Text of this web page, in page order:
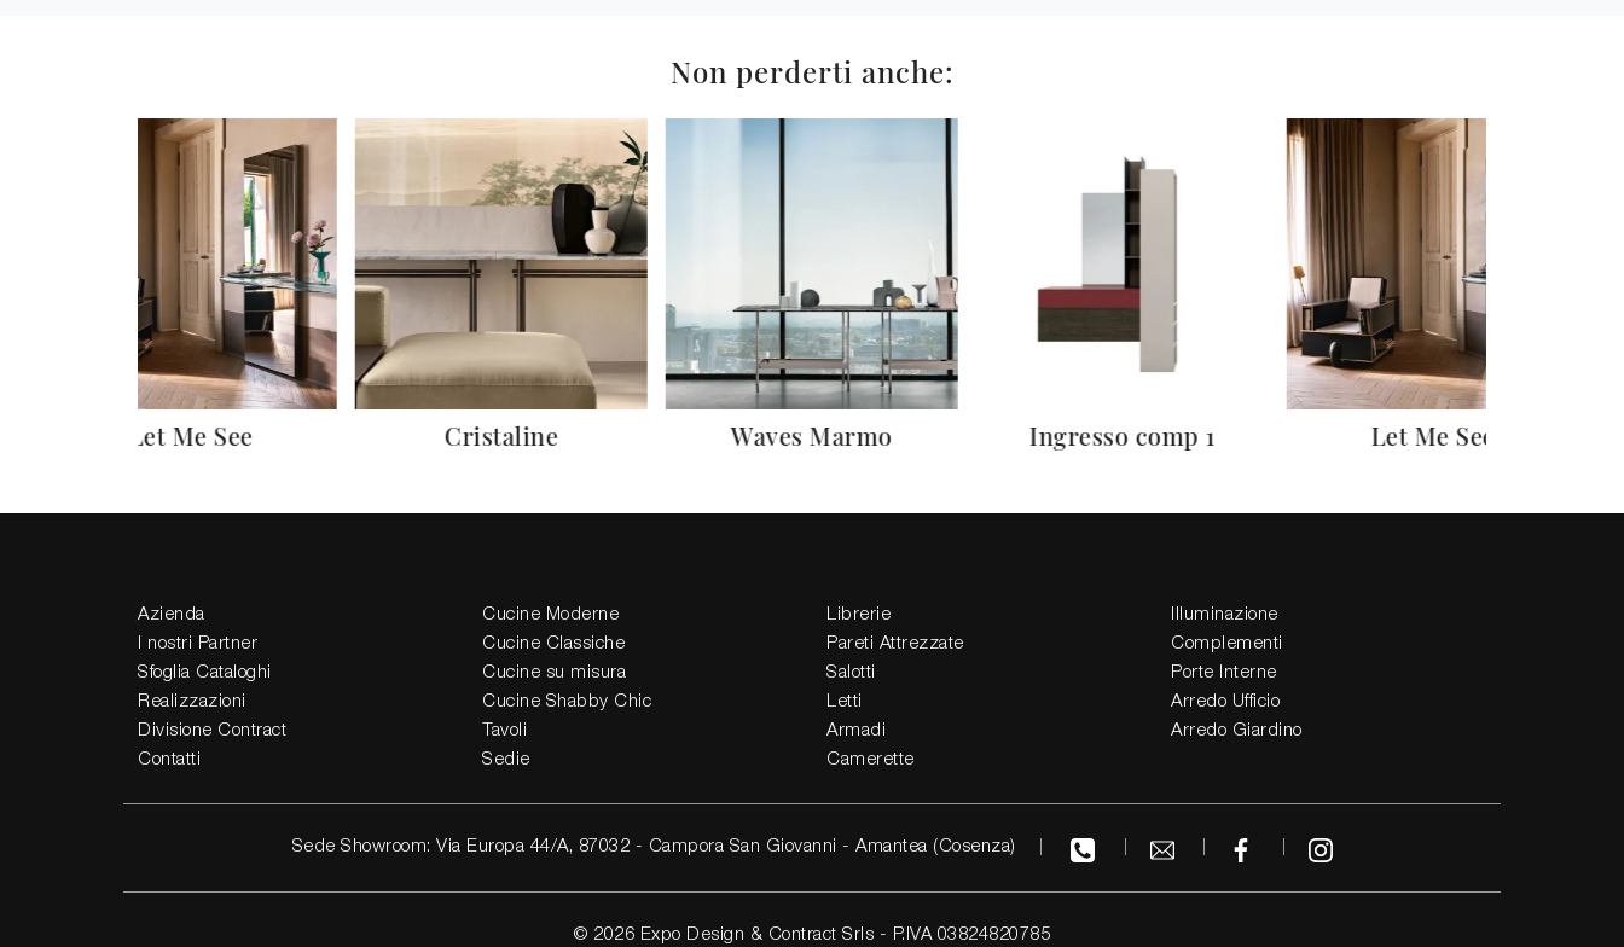
Non perderti anche:
Let Me See Cristaline Waves Marmo Ingresso comp 1 Let Me See
Azienda
I nostri Partner
Sfoglia Cataloghi
Realizzazioni
Divisione Contract
Contatti
Cucine Moderne
Cucine Classiche
Cucine su misura
Cucine Shabby Chic
Tavoli
Sedie
Librerie
Pareti Attrezzate
Salotti
Letti
Armadi
Camerette
Illuminazione
Complementi
Porte Interne
Arredo Ufficio
Arredo Giardino
Sede Showroom: Via Europa 44/A, 87032 - Campora San Giovanni - Amantea (Cosenza)
© 2026 Expo Design & Contract Srls - P.IVA 03824820785